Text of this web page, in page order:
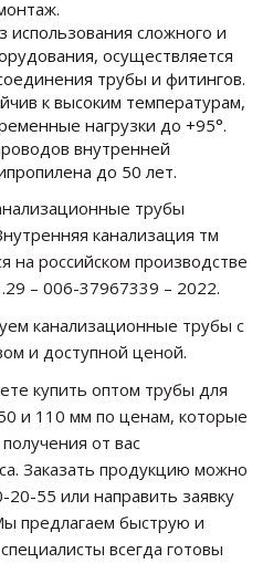
сложного и
осуществляется
трубы и фитингов.
к высоким температурам,
нагрузки до +95°.
внутренней
до 50 лет.
трубы
канализация тм
на российском производстве
– 006-37967339 – 2022.
канализационные трубы с
и доступной ценой.
купить оптом трубы для
и 110 мм по ценам, которые
от вас
Заказать продукцию можно
55 или направить заявку
предлагаем быструю и
всегда готовы